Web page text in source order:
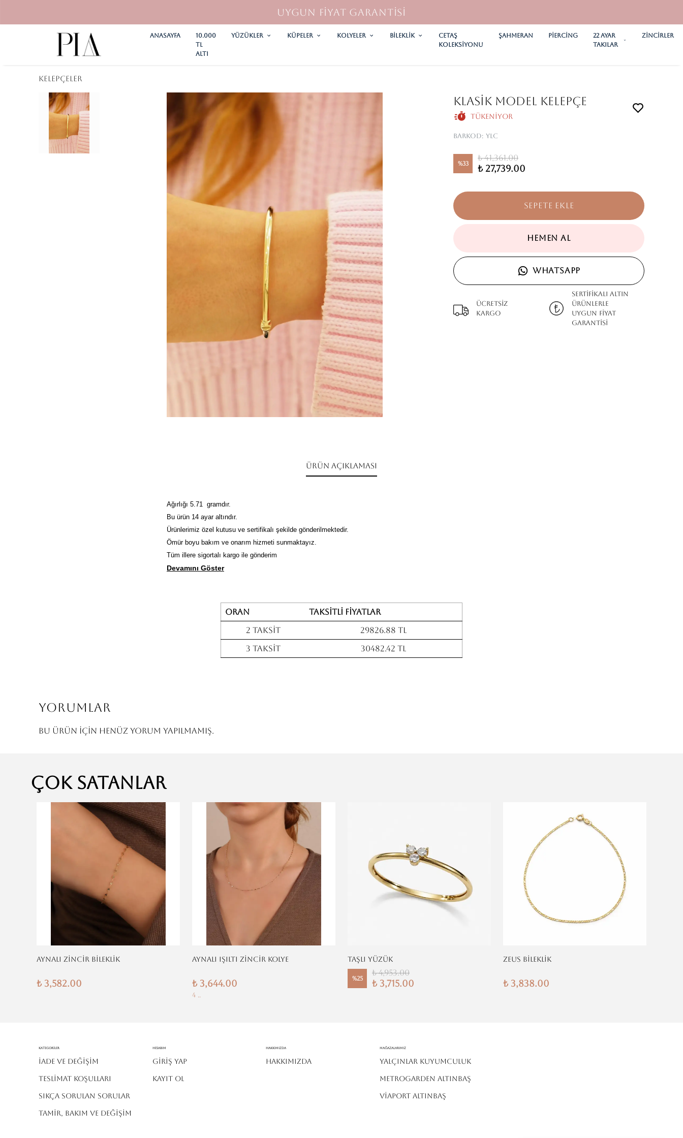
UYGUN FİYAT GARANTİSİ
Anasayfa
10.000
TL
ALTI
YÜZÜKLER KÜPELER KOLYELER Bileklik
CETAŞ
KOLEKSİYONU
ŞAHMERAN PİERCİNG
22 AYAR
TAKILAR
ZİNCİRLER
KELEPÇELER
KLASİK MODEL KELEPÇE
Tükeniyor
Barkod: ylc
%33
₺ 41,361.00
₺ 27,739.00
SEPETE EKLE
HEMEN AL
WHATSAPP
Ücretsiz
kargo
SERTİFİKALI ALTIN
ÜRÜNLERLE
UYGUN FİYAT
GARANTİSİ
Ürün Açıklaması
Ağırlığı 5.71 gramdır.
Bu ürün 14 ayar altındır.
Ürünlerimiz özel kutusu ve sertifikalı şekilde gönderilmektedir.
Ömür boyu bakım ve onarım hizmeti sunmaktayız.
Tüm illere sigortalı kargo ile gönderim
Devamını Göster
Oran
Taksitli fiyatlar
2 Taksit
29826.88 TL
3 Taksit
30482.42 TL
Yorumlar
Bu ürün için henüz yorum yapılmamış.
Çok Satanlar
AYNALI ZİNCİR BİLEKLİK
₺ 3,582.00
AYNALI IŞILTI ZİNCİR KOLYE
₺ 3,644.00
4 ..
TAŞLI YÜZÜK
%25
₺ 4,953.00
₺ 3,715.00
ZEUS BİLEKLİK
₺ 3,838.00
Kategoriler
İADE VE DEĞİŞİM
TESLİMAT KOŞULLARI
SIKÇA SORULAN SORULAR
TAMİR, BAKIM VE DEĞİŞİM
Hesabım
Giriş Yap
Kayıt Ol
Hakkımızda
HAKKIMIZDA
MAĞAZALARIMIZ
YALÇINLAR KUYUMCULUK
METROGARDEN ALTINBAŞ
VİAPORT ALTINBAŞ